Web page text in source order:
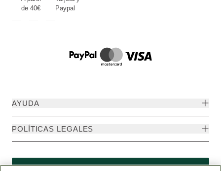
de 40€
Paypal
AYUDA
POLÍTICAS LEGALES